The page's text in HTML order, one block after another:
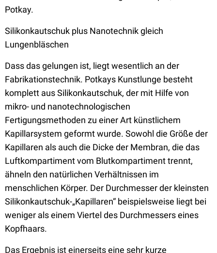
Potkay.
Silikonkautschuk plus Nanotechnik gleich
Lungenbläschen
Dass das gelungen ist, liegt wesentlich an der
Fabrikationstechnik. Potkays Kunstlunge besteht
komplett aus Silikonkautschuk, der mit Hilfe von
mikro- und nanotechnologischen
Fertigungsmethoden zu einer Art künstlichem
Kapillarsystem geformt wurde. Sowohl die Größe der
Kapillaren als auch die Dicke der Membran, die das
Luftkompartiment vom Blutkompartiment trennt,
ähneln den natürlichen Verhältnissen im
menschlichen Körper. Der Durchmesser der kleinsten
Silikonkautschuk-„Kapillaren“ beispielsweise liegt bei
weniger als einem Viertel des Durchmessers eines
Kopfhaars.
Das Ergebnis ist einerseits eine sehr kurze